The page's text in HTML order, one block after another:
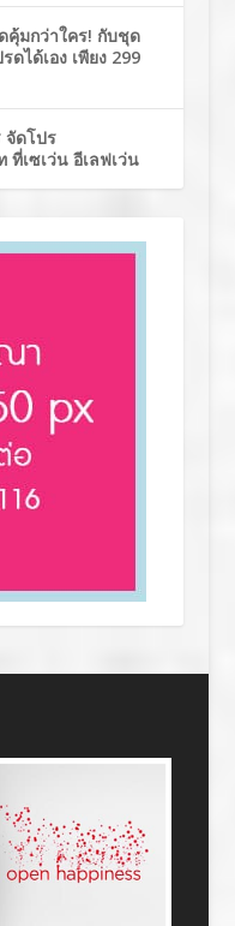
มกว่าใคร! กับชุด
ดได้เอง เพียง 299
จัดโปร
ที่เซเว่น อีเลฟเว่น